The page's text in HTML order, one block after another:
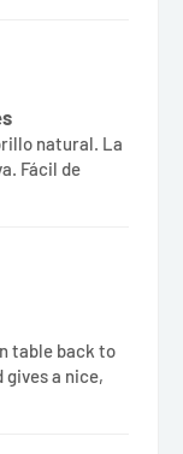
natural. La
Fácil de
table back to
gives a nice,